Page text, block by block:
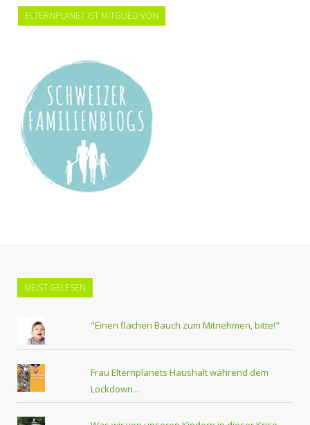
ELTERNPLANET IST MITGLIED VON
MEIST GELESEN
"Einen flachen Bauch zum Mitnehmen, bitte!"
Frau Elternplanets Haushalt während dem
Lockdown...